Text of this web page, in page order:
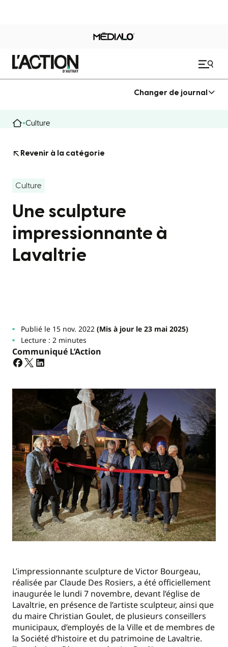
Changer de journal
Culture
Revenir à la catégorie
Culture
Une sculpture
impressionnante à
Lavaltrie
Publié le 15 nov. 2022(Mis à jour le 23 mai 2025)
Lecture : 2 minutes
Communiqué L’Action
L’impressionnante sculpture de Victor Bourgeau,
réalisée par Claude Des Rosiers, a été officiellement
inaugurée le lundi 7 novembre, devant l’église de
Lavaltrie, en présence de l’artiste sculpteur, ainsi que
du maire Christian Goulet, de plusieurs conseillers
municipaux, d’employés de la Ville et de membres de
la Société d’histoire et du patrimoine de Lavaltrie.